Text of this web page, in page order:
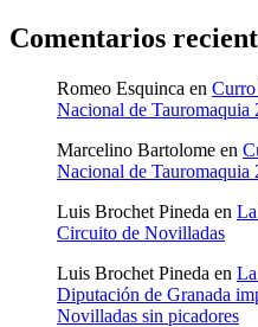
Comentarios
Romeo Esquinca en Curro
Nacional de Tauromaquia
Marcelino Bartolome en
Nacional de Tauromaquia
Luis Brochet Pineda en
Circuito de Novilladas
Luis Brochet Pineda en
Diputación de Granada
Novilladas sin picadores